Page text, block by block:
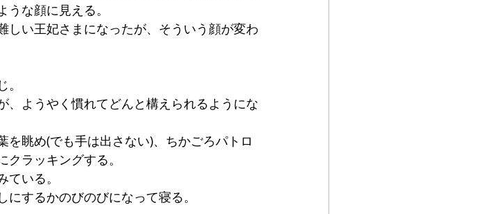
な顔に見える。
い王妃さまになったが、そういう顔が変わ
、ようやく慣れてどんと構えられるようにな
眺め(でも手は出さない)、ちかごろパトロ
ラッキングする。
いる。
するかのびのびになって寝る。